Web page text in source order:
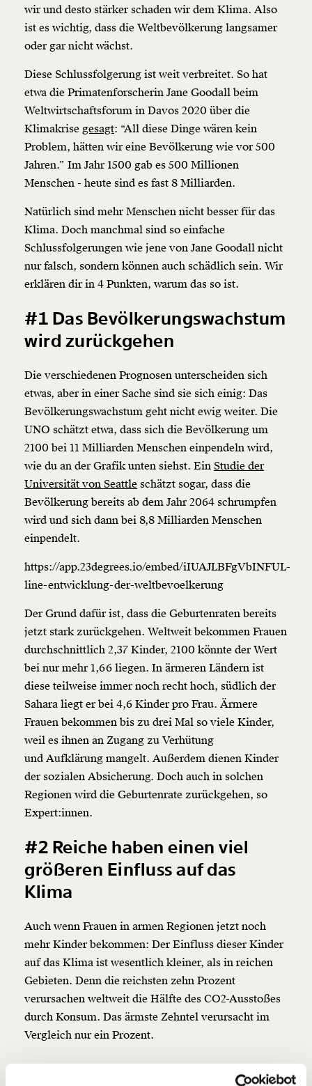
Veränderung
beginnt mit Dir!
unsere Wirtschaft so gestalten, dass sie für alle
funktioniert. Unsere Recherchen sind für alle frei im
Netz. Unabhängig und werbefrei. Und das wird auch
so bleiben. Kämpf’ mit uns für den Fortschritt und
Du überweist lieber direkt?
Hier unsere IBAN: AT34 4300 0498 0007 6017
sozialen Fortschritt
wir und desto stärker schaden wir dem Klima. Also
ist es wichtig, dass die Weltbevölkerung langsamer
oder gar nicht wächst.
Diese Schlussfolgerung ist weit verbreitet. So hat
etwa die Primatenforscherin Jane Goodall beim
Weltwirtschaftsforum in Davos 2020 über die
Klimakrise gesagt: “All diese Dinge wären kein
Problem, hätten wir eine Bevölkerung wie vor 500
Jahren.” Im Jahr 1500 gab es 500 Millionen
Menschen - heute sind es fast 8 Milliarden.
Natürlich sind mehr Menschen nicht besser für das
Klima. Doch manchmal sind so einfache
Schlussfolgerungen wie jene von Jane Goodall nicht
nur falsch, sondern können auch schädlich sein. Wir
erklären dir in 4 Punkten, warum das so ist.
#1 Das Bevölkerungswachstum
wird zurückgehen
Die verschiedenen Prognosen unterscheiden sich
etwas, aber in einer Sache sind sie sich einig: Das
Bevölkerungswachstum geht nicht ewig weiter. Die
UNO schätzt etwa, dass sich die Bevölkerung um
2100 bei 11 Milliarden Menschen einpendeln wird,
wie du an der Grafik unten siehst. Ein Studie der
Universität von Seattle schätzt sogar, dass die
Bevölkerung bereits ab dem Jahr 2064 schrumpfen
wird und sich dann bei 8,8 Milliarden Menschen
einpendelt.
https://app.23degrees.io/embed/iIUAJLBFgVbINFUL-
line-entwicklung-der-weltbevoelkerung
Der Grund dafür ist, dass die Geburtenraten bereits
jetzt stark zurückgehen. Weltweit bekommen Frauen
durchschnittlich 2,37 Kinder, 2100 könnte der Wert
bei nur mehr 1,66 liegen. In ärmeren Ländern ist
diese teilweise immer noch recht hoch, südlich der
Sahara liegt er bei 4,6 Kinder pro Frau. Ärmere
Frauen bekommen bis zu drei Mal so viele Kinder,
weil es ihnen an Zugang zu Verhütung
und Aufklärung mangelt. Außerdem dienen Kinder
der sozialen Absicherung. Doch auch in solchen
Regionen wird die Geburtenrate zurückgehen, so
Expert:innen.
#2 Reiche haben einen viel
größeren Einfluss auf das
Klima
Auch wenn Frauen in armen Regionen jetzt noch
mehr Kinder bekommen: Der Einfluss dieser Kinder
auf das Klima ist wesentlich kleiner, als in reichen
Gebieten. Denn die reichsten zehn Prozent
verursachen weltweit die Hälfte des CO2-Ausstoßes
durch Konsum. Das ärmste Zehntel verursacht im
Vergleich nur ein Prozent.